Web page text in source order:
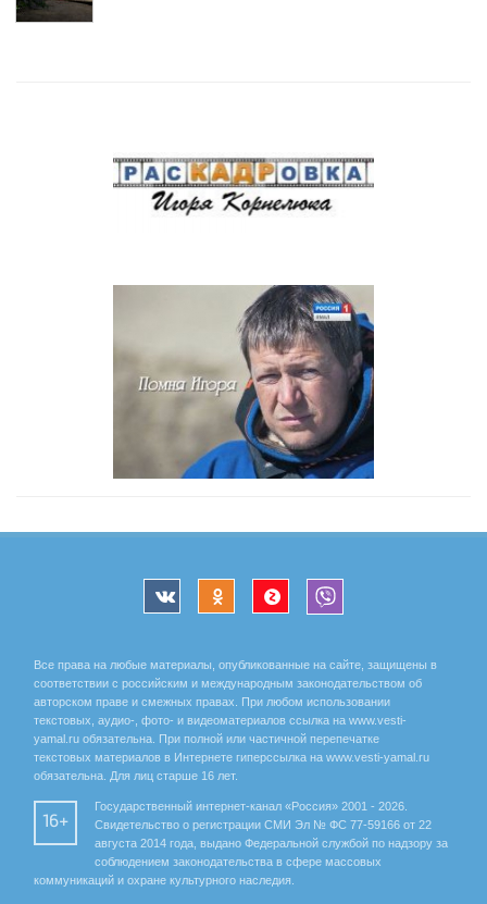
Все права на любые материалы, опубликованные на сайте, защищены в
соответствии с российским и международным законодательством об
авторском праве и смежных правах. При любом использовании
текстовых, аудио-, фото- и видеоматериалов ссылка на www.vesti-
yamal.ru обязательна. При полной или частичной перепечатке
текстовых материалов в Интернете гиперссылка на www.vesti-yamal.ru
обязательна. Для лиц старше 16 лет.
16+
Государственный интернет-канал «Россия» 2001 - 2026.
Свидетельство о регистрации СМИ Эл № ФС 77-59166 от 22
августа 2014 года, выдано Федеральной службой по надзору за
соблюдением законодательства в сфере массовых
коммуникаций и охране культурного наследия.